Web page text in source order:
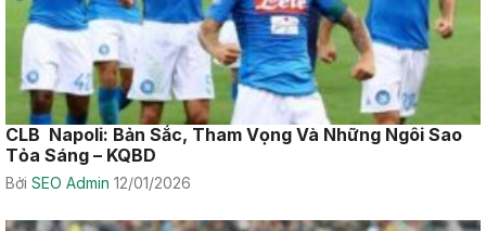
CLB Napoli: Bản Sắc, Tham Vọng Và Những Ngôi Sao
Tỏa Sáng – KQBD
Bởi SEO Admin 12/01/2026